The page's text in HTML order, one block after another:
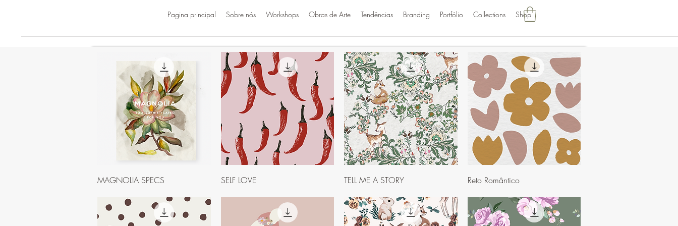
Pagina principal Sobre nós Workshops Obras de Arte Tendências Branding Portfólio Collections Shop
Visualização rápida
MAGNOLIA SPECS Visualização rápida
SELF LOVE Visualização rápida
TELL ME A STORY Visualização rápida
Reto Romântico